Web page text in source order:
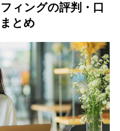
ィングの評判・口
とめ